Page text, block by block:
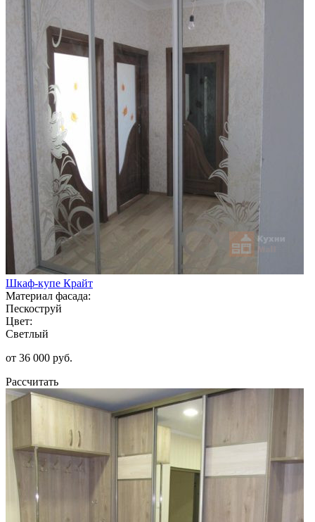
Шкаф-купе Крайт
Материал фасада:
Пескоструй
Цвет:
Светлый
от 36 000 руб.
Рассчитать